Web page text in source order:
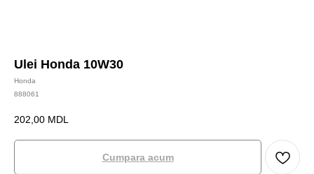
Ulei Honda 10W30
Honda
888061
202,00 MDL
Cumpara acum